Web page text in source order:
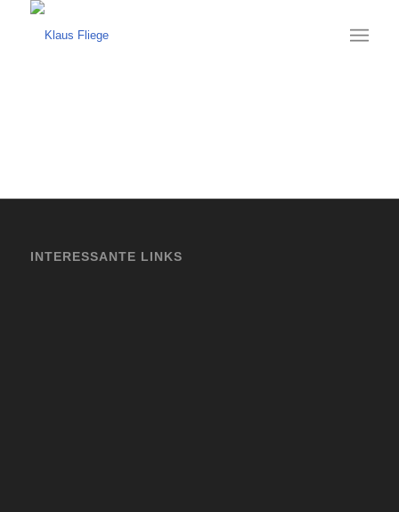
INTERESSANTE LINKS